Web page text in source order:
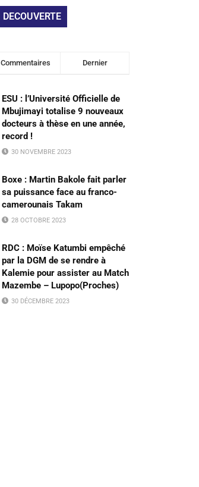
DECOUVERTE
Commentaires Dernier
ESU : l’Université Officielle de
Mbujimayi totalise 9 nouveaux
docteurs à thèse en une année,
record !
30 NOVEMBRE 2023
Boxe : Martin Bakole fait parler
sa puissance face au franco-
camerounais Takam
28 OCTOBRE 2023
RDC : Moïse Katumbi empêché
par la DGM de se rendre à
Kalemie pour assister au Match
Mazembe – Lupopo(Proches)
30 DÉCEMBRE 2023